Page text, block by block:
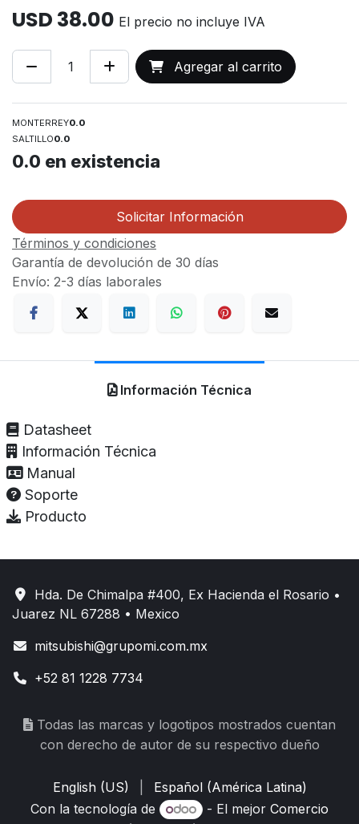
USD 38.00 El precio no incluye IVA
Agregar al carrito
MONTERREY0.0
SALTILLO0.0
0.0 en existencia
Solicitar Información
Términos y condiciones
Garantía de devolución de 30 días
Envío: 2-3 días laborales
Información Técnica
Datasheet
Información Técnica
Manual
Soporte
Producto
Hda. De Chimalpa #400, Ex Hacienda el Rosario •
Juarez NL 67288 • Mexico
mitsubishi@grupomi.com.mx
+52 81 1228 7734
Todas las marcas y logotipos mostrados cuentan
con derecho de autor de su respectivo dueño
English (US)
Español (América Latina)
Con la tecnología de
- El mejorComercio